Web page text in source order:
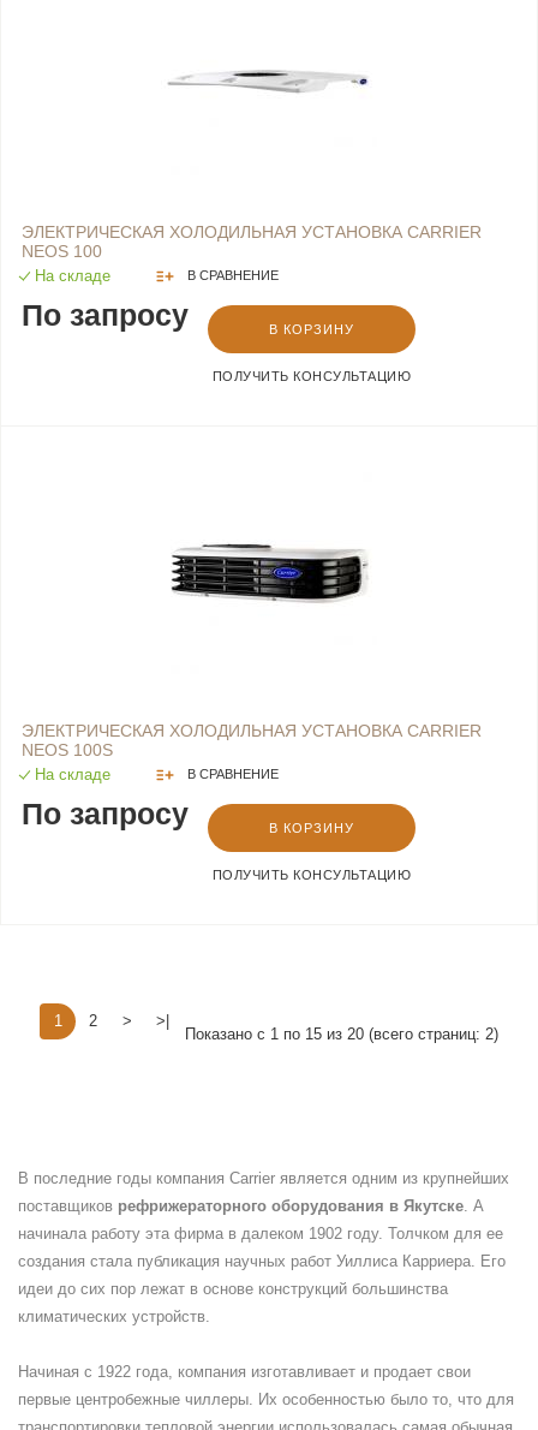
ЭЛЕКТРИЧЕСКАЯ ХОЛОДИЛЬНАЯ УСТАНОВКА CARRIER
NEOS 100
На складе В СРАВНЕНИЕ
По запросу В КОРЗИНУ
ПОЛУЧИТЬ КОНСУЛЬТАЦИЮ
ЭЛЕКТРИЧЕСКАЯ ХОЛОДИЛЬНАЯ УСТАНОВКА CARRIER
NEOS 100S
На складе В СРАВНЕНИЕ
По запросу В КОРЗИНУ
ПОЛУЧИТЬ КОНСУЛЬТАЦИЮ
1 2 > >|
Показано с 1 по 15 из 20 (всего страниц: 2)
В последние годы компания Carrier является одним из крупнейших
поставщиков рефрижераторного оборудования в Якутске. А
начинала работу эта фирма в далеком 1902 году. Толчком для ее
создания стала публикация научных работ Уиллиса Карриера. Его
идеи до сих пор лежат в основе конструкций большинства
климатических устройств.
Начиная с 1922 года, компания изготавливает и продает свои
первые центробежные чиллеры. Их особенностью было то, что для